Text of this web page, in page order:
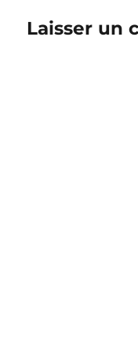
Laisser un